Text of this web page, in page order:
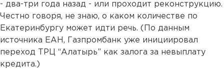
- два-три года назад - или проходит реконструкцию.
Честно говоря, не знаю, о каком количестве по
Екатеринбургу может идти речь. (По данным
источника ЕАН, Газпромбанк уже инициировал
переход ТРЦ “Алатырь” как залога за невыплату
кредита.)